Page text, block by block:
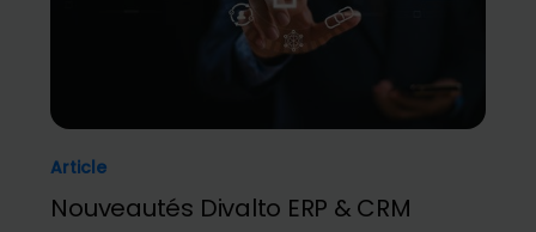
Article
Nouveautés Divalto ERP & CRM